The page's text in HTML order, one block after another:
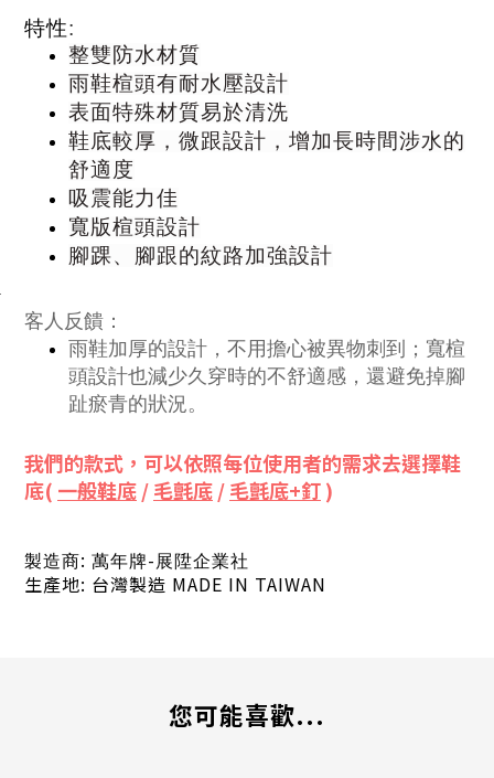
特性:
整雙防水材質
雨鞋楦頭有耐水壓設計
表面特殊材質易於清洗
鞋底較厚，微跟設計，增加長時間涉水的
舒適度
吸震能力佳
寬版楦頭設計
腳踝、腳跟的紋路加強設計
客人反饋：
雨鞋加厚的設計，不用擔心被異物刺到；寬楦
頭設計也減少久穿時的不舒適感，還避免掉腳
趾瘀青的狀況。
我們的款式，可以依照每位使用者的需求去選擇鞋
底( 一般鞋底/毛氈底/毛氈底+釘)
製造商: 萬年牌- 展陞企業社
生產地: 台灣製造 MADE IN TAIWAN
您可能喜歡...